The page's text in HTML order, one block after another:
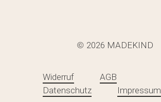
Zwischensumme:
© 2026 MADEKIND
Widerruf
AGB
Datenschutz
Impressum